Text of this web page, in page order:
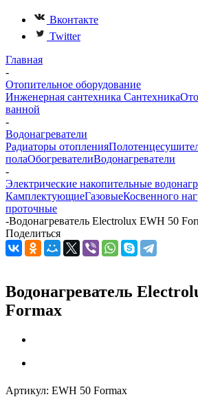
Вконтакте
Twitter
Главная
-
Отопительное оборудование
Инженерная сантехника Сантехника
ванной
-
Водонагреватели
Радиаторы отопления
полаОбогревателиВодонагреватели
-
Электрические накопительные
КамплектующиеГазовыеКосвенного
проточные
-Водонагреватель Electrolux EWH 50
Поделиться
Водонагреватель
Formax
Артикул: EWH 50 Formax